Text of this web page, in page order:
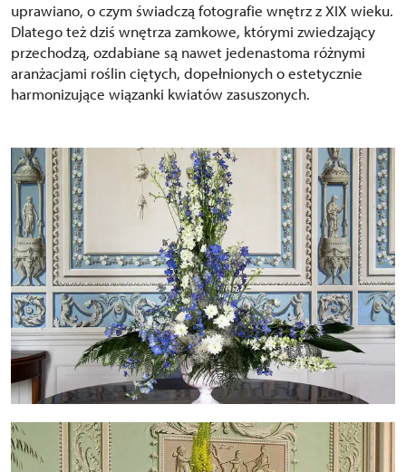
uprawiano, o czym świadczą fotografie wnętrz z XIX wieku.
Dlatego też dziś wnętrza zamkowe, którymi zwiedzający
przechodzą, ozdabiane są nawet jedenastoma różnymi
aranżacjami roślin ciętych, dopełnionych o estetycznie
harmonizujące wiązanki kwiatów zasuszonych.